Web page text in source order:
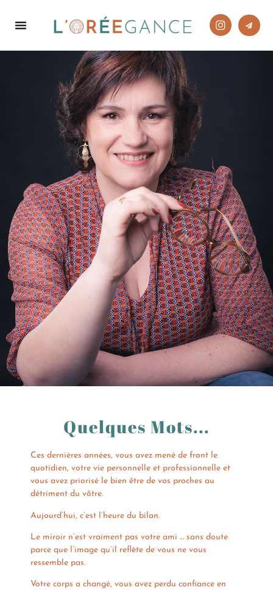
Quelques Mots...
Ces dernières années, vous avez mené de front le
quotidien, votre vie personnelle et professionnelle et
vous avez priorisé le bien être de vos proches au
détriment du vôtre.
Aujourd’hui, c’est l’heure du bilan.
Le miroir n’est vraiment pas votre ami … sans doute
parce que l’image qu’il reflète de vous ne vous
ressemble pas.
Votre corps a changé, vous avez perdu confiance en